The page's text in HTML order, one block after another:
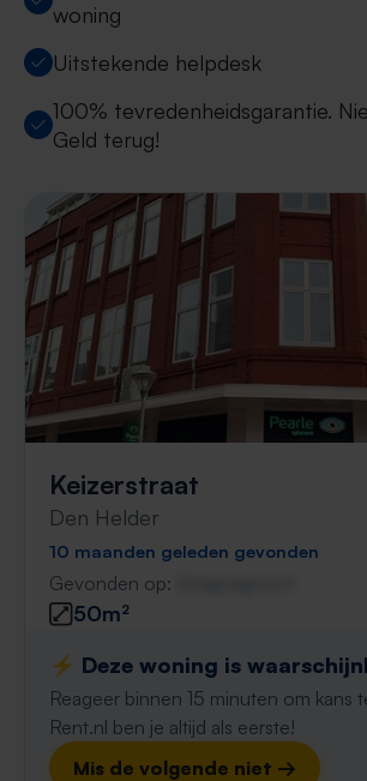
woning
Uitstekende helpdesk
100% tevredenheidsgarantie.
Geld terug!
Keizerstraat
Den Helder
10 maanden geleden gevonden
Gevonden op:
50m²
⚡️ Deze woning is
Reageer binnen 15 minuten om kans
Rent.nl ben je altijd als eerste!
Mis de volgende niet →